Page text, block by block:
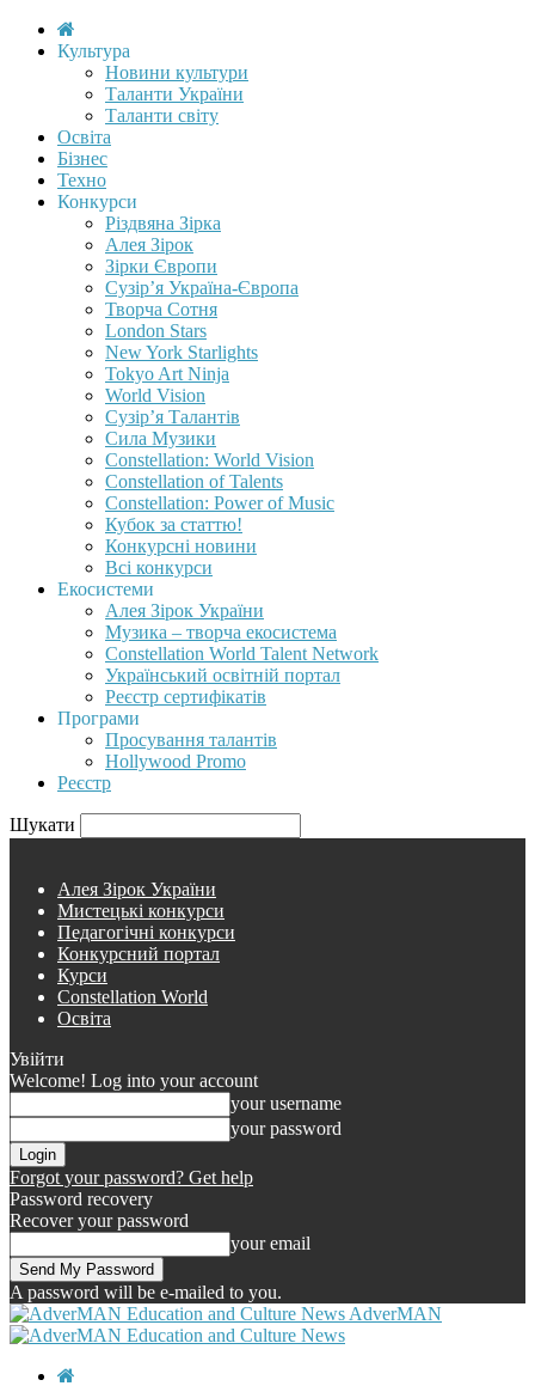
Культура
Новини культури
Таланти України
Таланти світу
Освіта
Бізнес
Техно
Конкурси
Різдвяна Зірка
Алея Зірок
Зірки Європи
Сузір’я Україна-Європа
Творча Сотня
London Stars
New York Starlights
Tokyo Art Ninja
World Vision
Сузір’я Талантів
Сила Музики
Constellation: World Vision
Constellation of Talents
Constellation: Power of Music
Кубок за статтю!
Конкурсні новини
Всі конкурси
Екосистеми
Алея Зірок України
Музика – творча екосистема
Constellation World Talent Network
Український освітній портал
Реєстр сертифікатів
Програми
Просування талантів
Hollywood Promo
Реєстр
Шукати
Алея Зірок України
Мистецькі конкурси
Педагогічні конкурси
Конкурсний портал
Курси
Constellation World
Освіта
Увійти
Welcome! Log into your account
your username
your password
Forgot your password? Get help
Password recovery
Recover your password
your email
A password will be e-mailed to you.
AdverMAN